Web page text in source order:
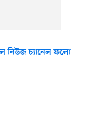
নিউজ চ্যানেল ফলো